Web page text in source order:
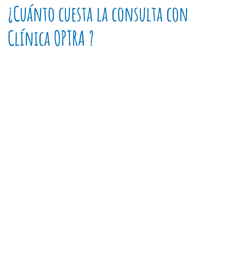
¿Cuánto cuesta la consulta con
Clínica OPTRA ?